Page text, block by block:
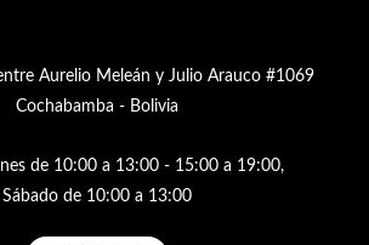
Aurelio Meleán y Julio Arauco #1069
Cochabamba - Bolivia
de 10:00 a 13:00 - 15:00 a 19:00,
Sábado de 10:00 a 13:00